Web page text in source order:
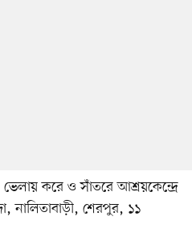
ভেলায় করে ও সাঁতরে আশ্রয়কেন্দ্রে
নালিতাবাড়ী, শেরপুর, ১১